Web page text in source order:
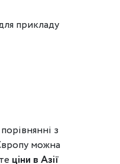
прикладу
з
можна
ціни в Азії